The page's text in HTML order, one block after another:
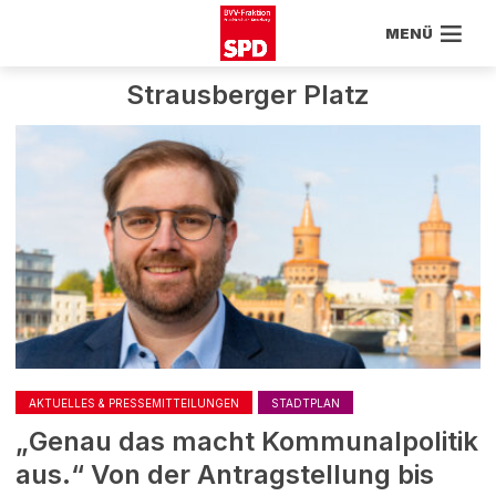
MENÜ
Strausberger Platz
AKTUELLES & PRESSEMITTEILUNGEN STADTPLAN
„Genau das macht Kommunalpolitik
aus.“ Von der Antragstellung bis